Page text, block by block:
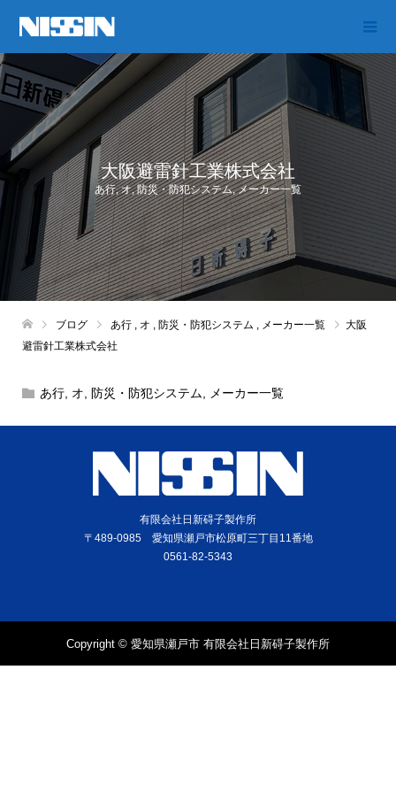
大阪避雷針工業株式会社
あ行,オ,防災・防犯システム,メーカー一覧
ブログ あ行 オ 防災・防犯システム メーカー一覧
大阪
避雷針工業株式会社
あ行, オ 防災・防犯システム メーカー一覧
有限会社日新碍子製作所
〒489-0985 愛知県瀬戸市松原町三丁目11番地
0561-82-5343
Copyright © 愛知県瀬戸市 有限会社日新碍子製作所